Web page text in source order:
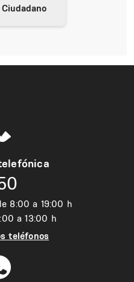
8:00 a 19:00 h
a 13:00 h
teléfonos